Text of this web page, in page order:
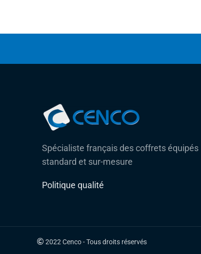
Spécialiste français des coffrets équipés
standard et sur-mesure
Politique qualité
2022 Cenco - Tous droits réservés